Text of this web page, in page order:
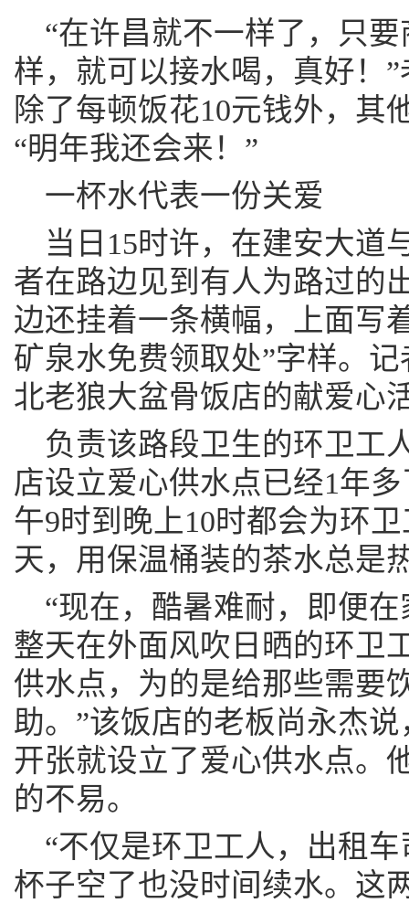
“在许昌就不一样了，只
样，就可以接水喝，真好！
除了每顿饭花10元钱外，其
“明年我还会来！”
一杯水代表一份关爱
当日15时许，在建安大道
者在路边见到有人为路过的
边还挂着一条横幅，上面
矿泉水免费领取处”字样。
北老狼大盆骨饭店的献爱心
负责该路段卫生的环卫工
店设立爱心供水点已经1年
午9时到晚上10时都会为环
天，用保温桶装的茶水总是
“现在，酷暑难耐，即便
整天在外面风吹日晒的环卫
供水点，为的是给那些需要
助。”该饭店的老板尚永杰
开张就设立了爱心供水点。
的不易。
“不仅是环卫工人，出租
杯子空了也没时间续水。这